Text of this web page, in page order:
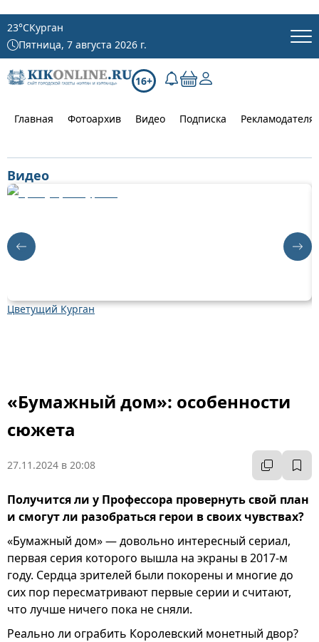
23°CКурган
Пятница, 7 августа 2026 г.
16+
Главная Фотоархив Видео Подписка
Видео
Цветущий Курган
«Бумажный дом»: особенности
сюжета
27.11.2024 в 20:08
Получится ли у Профессора провернуть свой план
и смогут ли разобраться герои в своих чувствах?
«Бумажный дом» — довольно интересный сериал,
первая серия которого вышла на экраны в 2017-м
году. Сердца зрителей были покорены и многие до
сих пор пересматривают первые серии и считают,
что лучше ничего пока не сняли.
Реально ли ограбить Королевский монетный двор?